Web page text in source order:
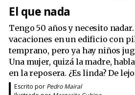
El que nada
Tengo 50 años y necesito
vacaciones en un edificio con
temprano, pero ya hay niños
Una mujer, quizá la madre,
en la reposera. ¿Es linda? De
Escrito por Pedro Mairal